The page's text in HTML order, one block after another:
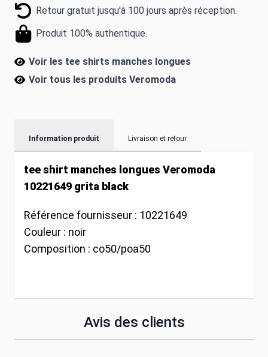
Retour gratuit jusqu'à 100 jours après réception.
Produit 100% authentique.
Voir les tee shirts manches longues
Voir tous les produits Veromoda
Information produit Livraison et retour
tee shirt manches longues Veromoda
10221649 grita black
Référence fournisseur : 10221649
Couleur : noir
Composition : co50/poa50
Avis des clients